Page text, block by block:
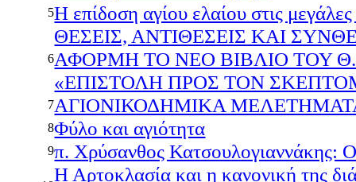
5Η επίδοση αγίου ελαίου στις
6
ΘΕΣΕΙΣ, ΑΝΤΙΘΕΣΕΙΣ ΚΑΙ
ΑΦΟΡΜΗ ΤΟ ΝΕΟ ΒΙΒΛΙΟ ΤΟΥ Θ.
«ΕΠΙΣΤΟΛΗ ΠΡΟΣ ΤΟΝ
7ΑΓΙΟΝΙΚΟΔΗΜΙΚΑ
8Φύλο και αγιότητα
9π. Χρύσανθος Κατσουλογιαννάκης: Ο
Η Αρτοκλασία και η κανονική της